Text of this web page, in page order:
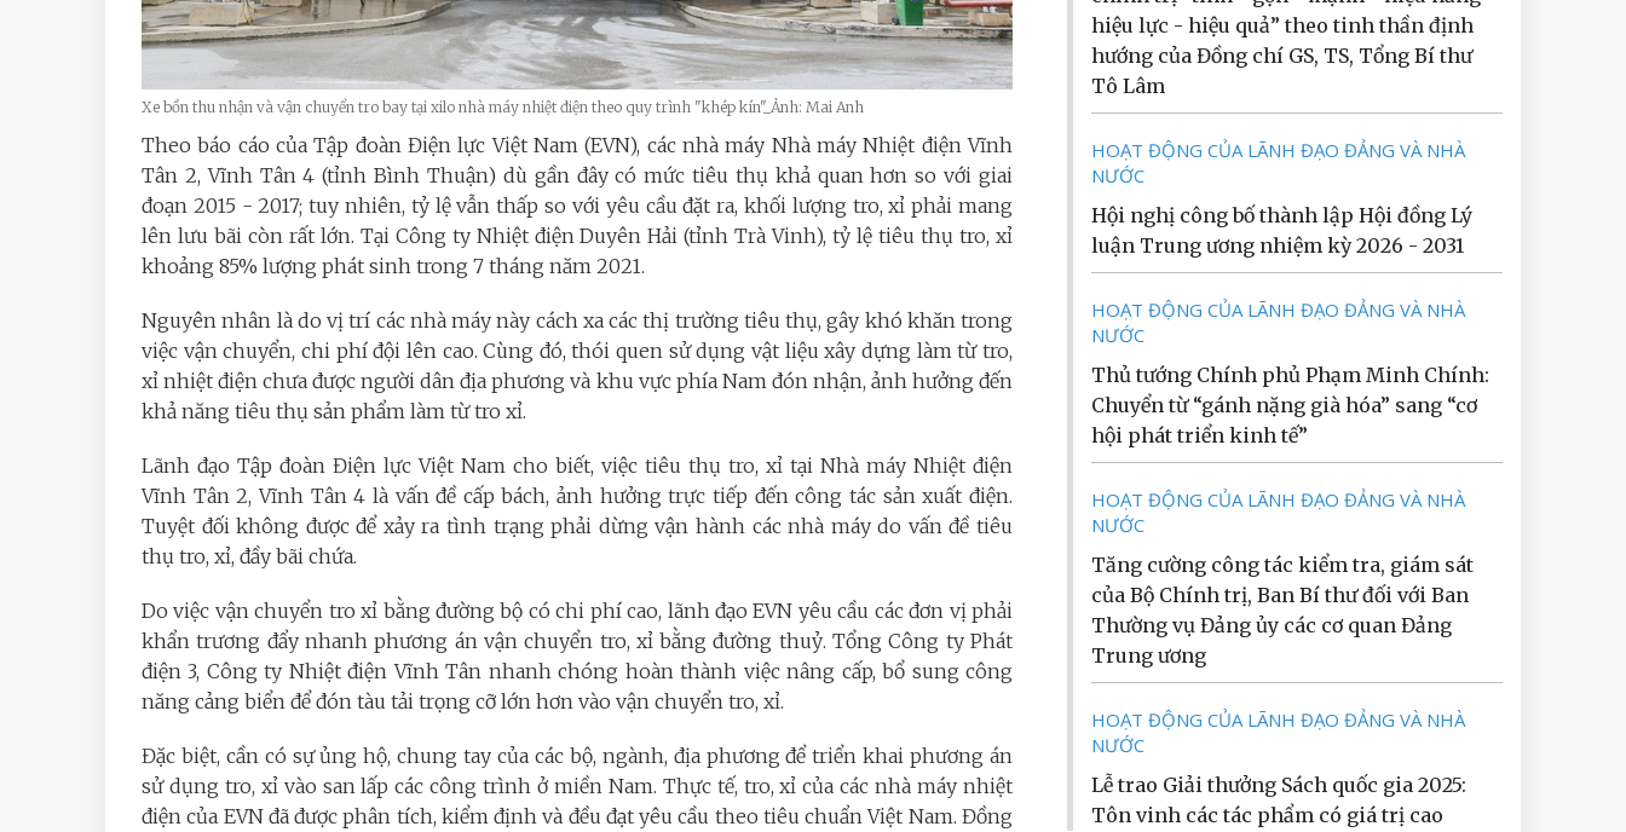
Xe bồn thu nhận và vận chuyển tro bay tại xilo nhà máy nhiệt điện theo quy trình "khép kín"_Ảnh: Mai Anh
Theo báo cáo của Tập đoàn Điện lực Việt Nam (EVN), các nhà máy Nhà máy Nhiệt điện Vĩnh
Tân 2, Vĩnh Tân 4 (tỉnh Bình Thuận) dù gần đây có mức tiêu thụ khả quan hơn so với giai
đoạn 2015 - 2017; tuy nhiên, tỷ lệ vẫn thấp so với yêu cầu đặt ra, khối lượng tro, xỉ phải mang
lên lưu bãi còn rất lớn. Tại Công ty Nhiệt điện Duyên Hải (tỉnh Trà Vinh), tỷ lệ tiêu thụ tro, xỉ
khoảng 85% lượng phát sinh trong 7 tháng năm 2021.
Nguyên nhân là do vị trí các nhà máy này cách xa các thị trường tiêu thụ, gây khó khăn trong
việc vận chuyển, chi phí đội lên cao. Cùng đó, thói quen sử dụng vật liệu xây dựng làm từ tro,
xỉ nhiệt điện chưa được người dân địa phương và khu vực phía Nam đón nhận, ảnh hưởng đến
khả năng tiêu thụ sản phẩm làm từ tro xỉ.
Lãnh đạo Tập đoàn Điện lực Việt Nam cho biết, việc tiêu thụ tro, xỉ tại Nhà máy Nhiệt điện
Vĩnh Tân 2, Vĩnh Tân 4 là vấn đề cấp bách, ảnh hưởng trực tiếp đến công tác sản xuất điện.
Tuyệt đối không được để xảy ra tình trạng phải dừng vận hành các nhà máy do vấn đề tiêu
thụ tro, xỉ, đầy bãi chứa.
Do việc vận chuyển tro xỉ bằng đường bộ có chi phí cao, lãnh đạo EVN yêu cầu các đơn vị phải
khẩn trương đẩy nhanh phương án vận chuyển tro, xỉ bằng đường thuỷ. Tổng Công ty Phát
điện 3, Công ty Nhiệt điện Vĩnh Tân nhanh chóng hoàn thành việc nâng cấp, bổ sung công
năng cảng biển để đón tàu tải trọng cỡ lớn hơn vào vận chuyển tro, xỉ.
Đặc biệt, cần có sự ủng hộ, chung tay của các bộ, ngành, địa phương để triển khai phương án
sử dụng tro, xỉ vào san lấp các công trình ở miền Nam. Thực tế, tro, xỉ của các nhà máy nhiệt
điện của EVN đã được phân tích, kiểm định và đều đạt yêu cầu theo tiêu chuẩn Việt Nam. Đồng
hiệu lực - hiệu quả” theo tinh thần định
hướng của Đồng chí GS, TS, Tổng Bí thư
Tô Lâm
HOẠT ĐỘNG CỦA LÃNH ĐẠO ĐẢNG VÀ NHÀ
NƯỚC
Hội nghị công bố thành lập Hội đồng Lý
luận Trung ương nhiệm kỳ 2026 - 2031
HOẠT ĐỘNG CỦA LÃNH ĐẠO ĐẢNG VÀ NHÀ
NƯỚC
Thủ tướng Chính phủ Phạm Minh Chính:
Chuyển từ “gánh nặng già hóa” sang “cơ
hội phát triển kinh tế”
HOẠT ĐỘNG CỦA LÃNH ĐẠO ĐẢNG VÀ NHÀ
NƯỚC
Tăng cường công tác kiểm tra, giám sát
của Bộ Chính trị, Ban Bí thư đối với Ban
Thường vụ Đảng ủy các cơ quan Đảng
Trung ương
HOẠT ĐỘNG CỦA LÃNH ĐẠO ĐẢNG VÀ NHÀ
NƯỚC
Lễ trao Giải thưởng Sách quốc gia 2025:
Tôn vinh các tác phẩm có giá trị cao